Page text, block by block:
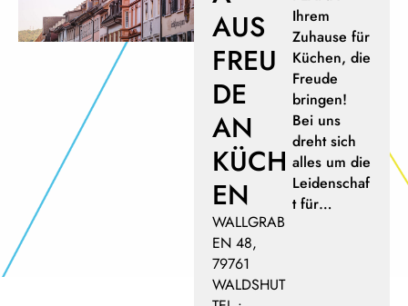
AUS
FREU
DE
AN
KÜCH
EN
WALLGRAB
EN 48,
79761
WALDSHUT
Ihrem
Zuhause für
Küchen, die
Freude
bringen!
Bei uns
dreht sich
alles um die
Leidenschaf
t für…